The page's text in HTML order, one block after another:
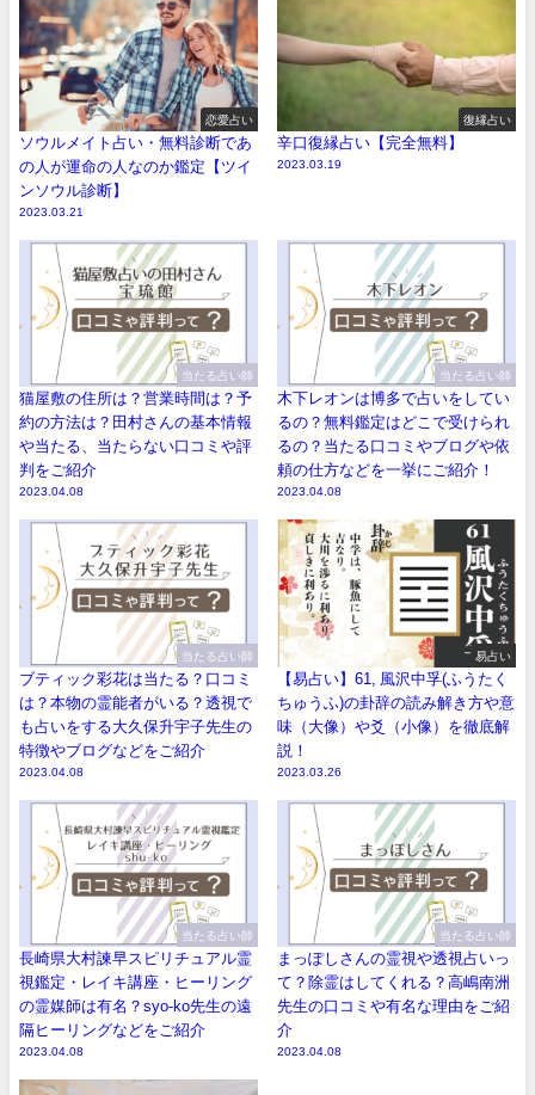
恋愛占い
ソウルメイト占い・無料診断であ
の人が運命の人なのか鑑定【ツイ
ンソウル診断】
2023.03.21
復縁占い
辛口復縁占い【完全無料】
2023.03.19
当たる占い師
猫屋敷の住所は？営業時間は？予
約の方法は？田村さんの基本情報
や当たる、当たらない口コミや評
判をご紹介
2023.04.08
当たる占い師
木下レオンは博多で占いをしてい
るの？無料鑑定はどこで受けられ
るの？当たる口コミやブログや依
頼の仕方などを一挙にご紹介！
2023.04.08
当たる占い師
ブティック彩花は当たる？口コミ
は？本物の霊能者がいる？透視で
も占いをする大久保升宇子先生の
特徴やブログなどをご紹介
2023.04.08
易占い
【易占い】61, 風沢中孚(ふうたく
ちゅうふ)の卦辞の読み解き方や意
味（大像）や爻（小像）を徹底解
説！
2023.03.26
当たる占い師
長崎県大村諫早スピリチュアル霊
視鑑定・レイキ講座・ヒーリング
の霊媒師は有名？syo-ko先生の遠
隔ヒーリングなどをご紹介
2023.04.08
当たる占い師
まっぽしさんの霊視や透視占いっ
て？除霊はしてくれる？高嶋南洲
先生の口コミや有名な理由をご紹
介
2023.04.08